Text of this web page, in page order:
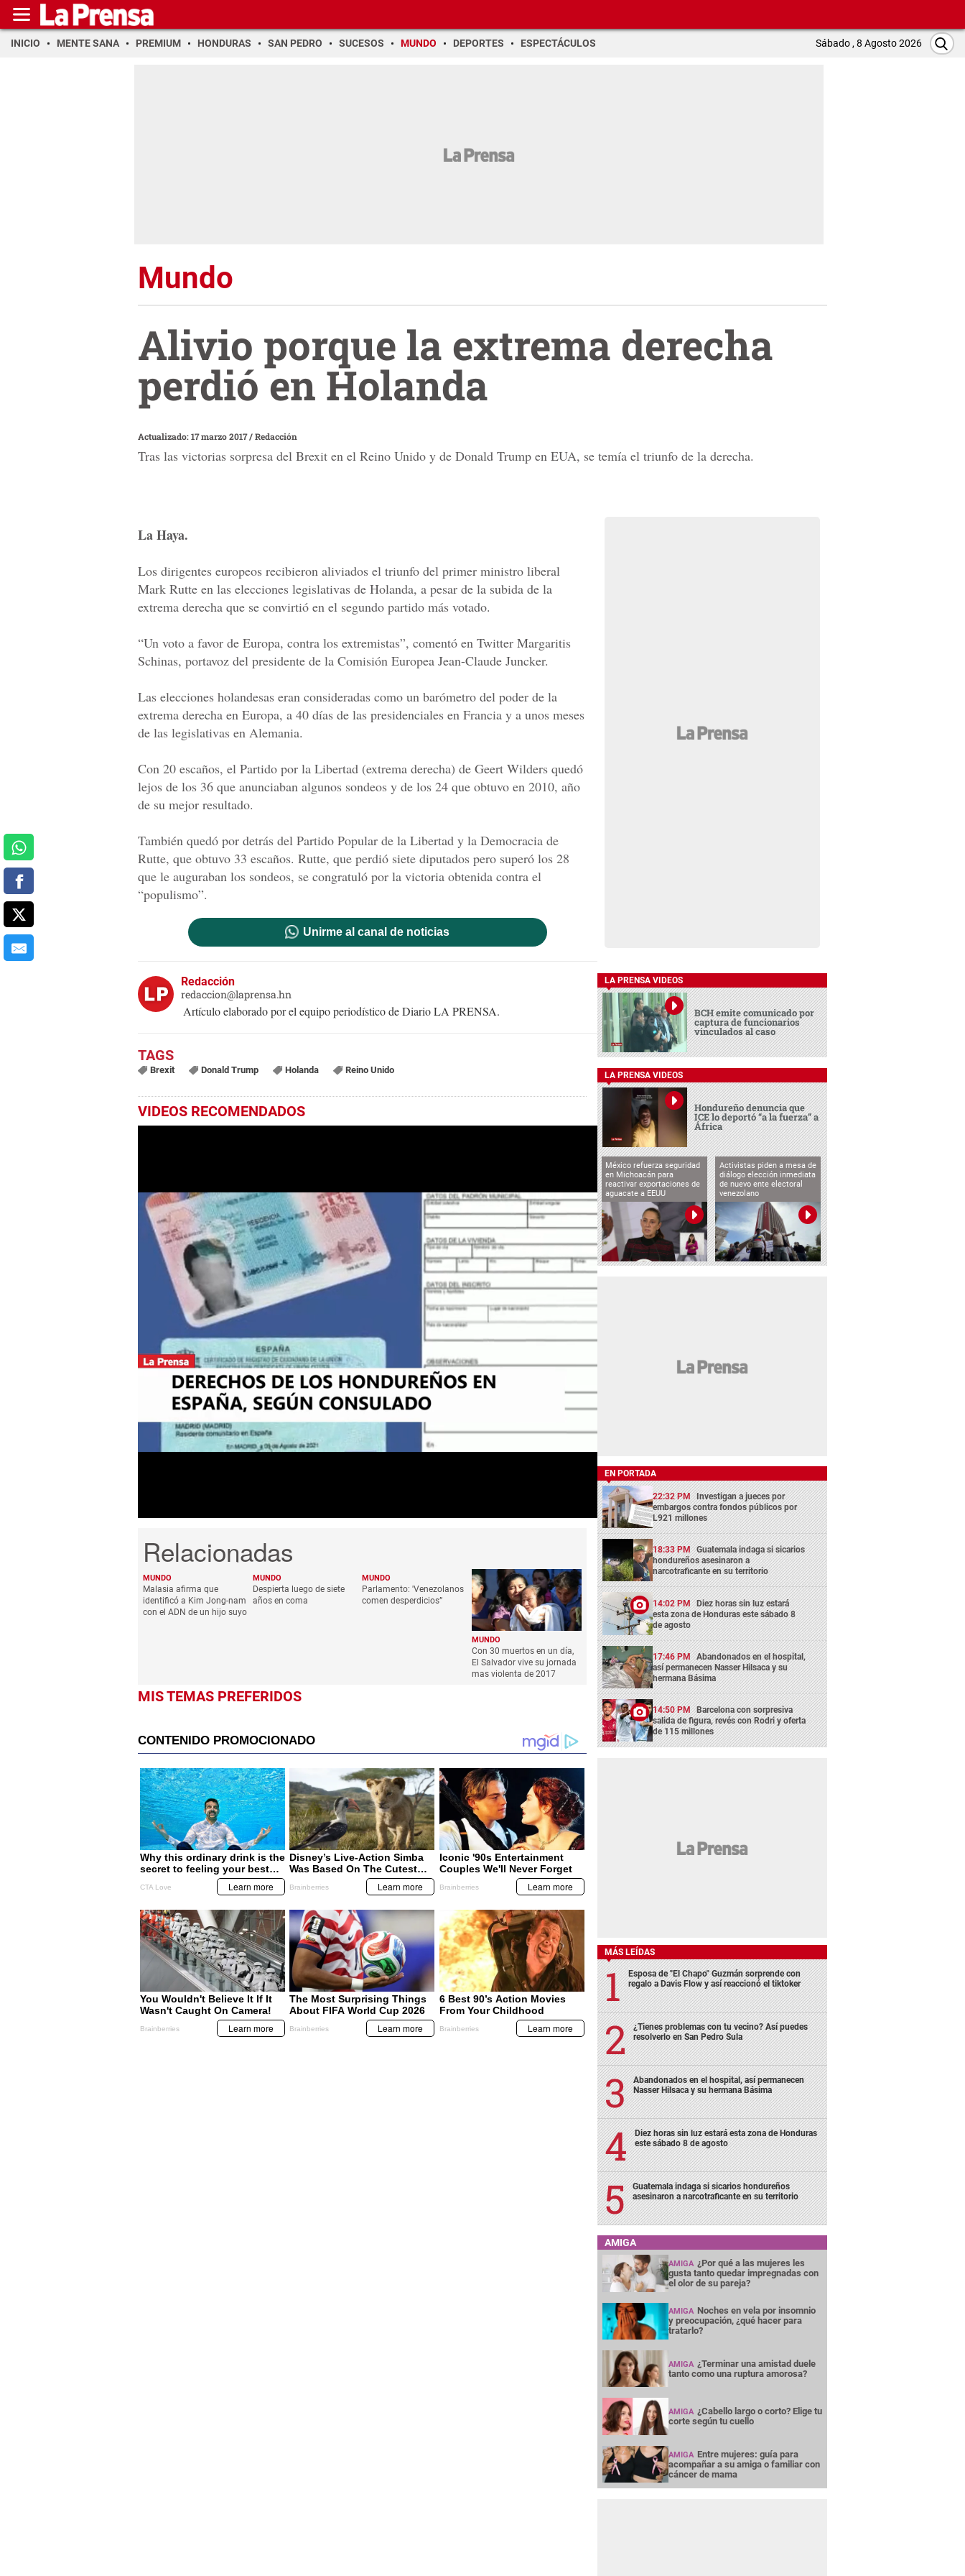
INICIO MENTE SANA PREMIUM HONDURAS SAN PEDRO SUCESOS MUNDO DEPORTES ESPECTÁCULOS Sábado , 8 Agosto 2026
Mundo
Alivio porque la extrema derecha
perdió en Holanda
Actualizado: 17 marzo 2017/Redacción
Tras las victorias sorpresa del Brexit en el Reino Unido y de Donald Trump en EUA, se temía el triunfo de la derecha.
La Haya.
Los dirigentes europeos recibieron aliviados el triunfo del primer ministro liberal
Mark Rutte en las elecciones legislativas de Holanda, a pesar de la subida de la
extrema derecha que se convirtió en el segundo partido más votado.
“Un voto a favor de Europa, contra los extremistas”, comentó en Twitter Margaritis
Schinas, portavoz del presidente de la Comisión Europea Jean-Claude Juncker.
Las elecciones holandesas eran consideradas como un barómetro del poder de la
extrema derecha en Europa, a 40 días de las presidenciales en Francia y a unos meses
de las legislativas en Alemania.
Con 20 escaños, el Partido por la Libertad (extrema derecha) de Geert Wilders quedó
lejos de los 36 que anunciaban algunos sondeos y de los 24 que obtuvo en 2010, año
de su mejor resultado.
También quedó por detrás del Partido Popular de la Libertad y la Democracia de
Rutte, que obtuvo 33 escaños. Rutte, que perdió siete diputados pero superó los 28
que le auguraban los sondeos, se congratuló por la victoria obtenida contra el
“populismo”.
Unirme al canal de noticias
Redacción
redaccion@laprensa.hn
Artículo elaborado por el equipo periodístico de Diario LA PRENSA.
Brexit Donald Trump Holanda Reino Unido
VIDEOS RECOMENDADOS
seconds
3
minutes,
MUNDO
Malasia afirma que
identificó a Kim Jong-nam
con el ADN de un hijo suyo
MUNDO
Despierta luego de siete
años en coma
MUNDO
Parlamento: 'Venezolanos
comen desperdicios”
MUNDO
Con 30 muertos en un día,
El Salvador vive su jornada
mas violenta de 2017
MIS TEMAS PREFERIDOS
LA PRENSA VIDEOS
BCH emite comunicado por
captura de funcionarios
vinculados al caso
LA PRENSA VIDEOS
Hondureño denuncia que
ICE lo deportó “a la fuerza” a
África
México refuerza seguridad
en Michoacán para
reactivar exportaciones de
aguacate a EEUU
Activistas piden a mesa de
diálogo elección inmediata
de nuevo ente electoral
venezolano
EN PORTADA
22:32 PM Investigan a jueces por
embargos contra fondos públicos por
L921 millones
18:33 PM Guatemala indaga si sicarios
hondureños asesinaron a
narcotraficante en su territorio
14:02 PM Diez horas sin luz estará
esta zona de Honduras este sábado 8
de agosto
17:46 PM Abandonados en el hospital,
así permanecen Nasser Hilsaca y su
hermana Básima
14:50 PM Barcelona con sorpresiva
salida de figura, revés con Rodri y oferta
de 115 millones
MÁS LEÍDAS
Esposa de "El Chapo" Guzmán sorprende con
regalo a Davis Flow y así reaccionó el tiktoker
¿Tienes problemas con tu vecino? Así puedes
resolverlo en San Pedro Sula
Abandonados en el hospital, así permanecen
Nasser Hilsaca y su hermana Básima
Diez horas sin luz estará esta zona de Honduras
este sábado 8 de agosto
Guatemala indaga si sicarios hondureños
asesinaron a narcotraficante en su territorio
AMIGA
AMIGA ¿Por qué a las mujeres les
gusta tanto quedar impregnadas con
el olor de su pareja?
AMIGA Noches en vela por insomnio
y preocupación, ¿qué hacer para
tratarlo?
AMIGA ¿Terminar una amistad duele
tanto como una ruptura amorosa?
AMIGA ¿Cabello largo o corto? Elige tu
corte según tu cuello
AMIGA Entre mujeres: guía para
acompañar a su amiga o familiar con
cáncer de mama